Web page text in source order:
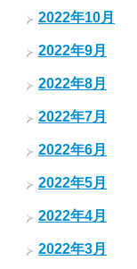
2022年10月
2022年9月
2022年8月
2022年7月
2022年6月
2022年5月
2022年4月
2022年3月